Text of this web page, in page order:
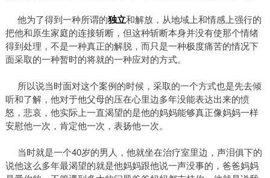
他为了得到一种所谓的独立和解放，从地域上和情感上强行的
把他和原生家庭的连接斩断，但这种斩断本身并没有使那个情绪
得到处理，不是一种真正的解脱，而只是一种极度痛苦的情况下
面采取的一种暂时的将就的一种应对的方式。
所以说当时面对这个案例的时候，采取的一个方式也是先去倾
听和了解，他对于他父母的压在心里边多年没能表达出来的愤
怒，悲哀，他实际上一直渴望的是他的妈妈能够真正像妈妈一样
安慰他一次，肯定他一次，表扬他一次。
当时就是一个40岁的男人，他就坐在治疗室里边，声泪俱下的
说他这么多年最渴望的就是他妈妈跟他说一声没事的，爸爸妈妈